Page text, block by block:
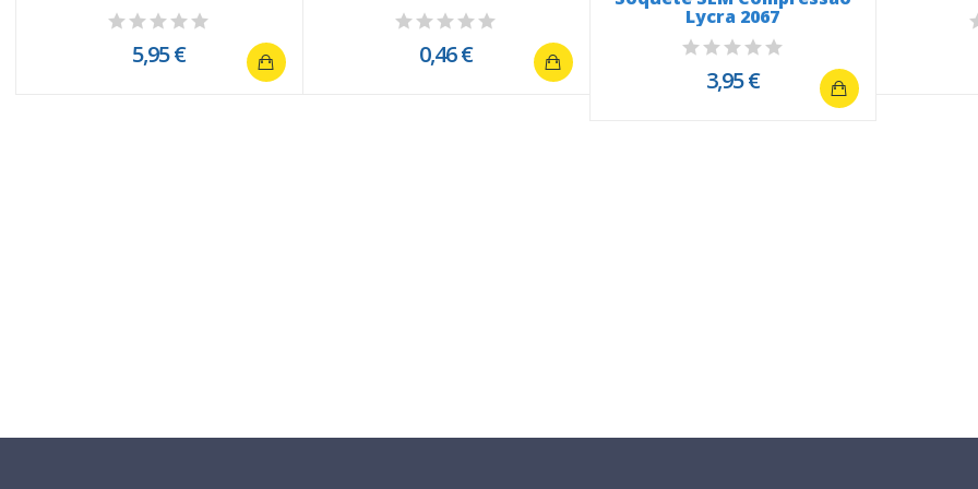
5,95 € 0,46 €
Lycra 2067
3,95 €